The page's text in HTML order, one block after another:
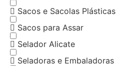
Sacos e Sacolas Plásticas
Sacos para Assar
Selador Alicate
Seladoras e Embaladoras